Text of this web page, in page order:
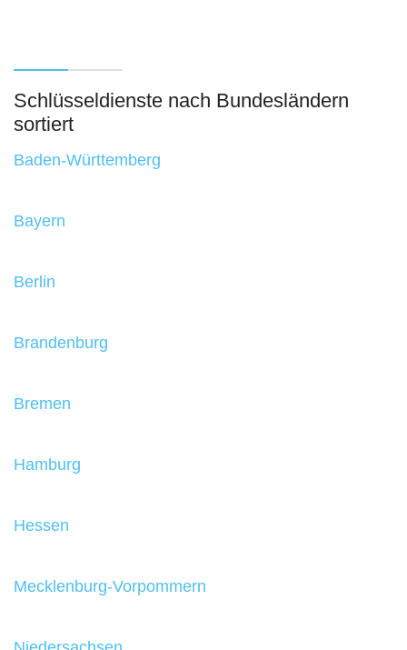
Schlüsseldienste nach Bundesländern
sortiert
Baden-Württemberg
Bayern
Berlin
Brandenburg
Bremen
Hamburg
Hessen
Mecklenburg-Vorpommern